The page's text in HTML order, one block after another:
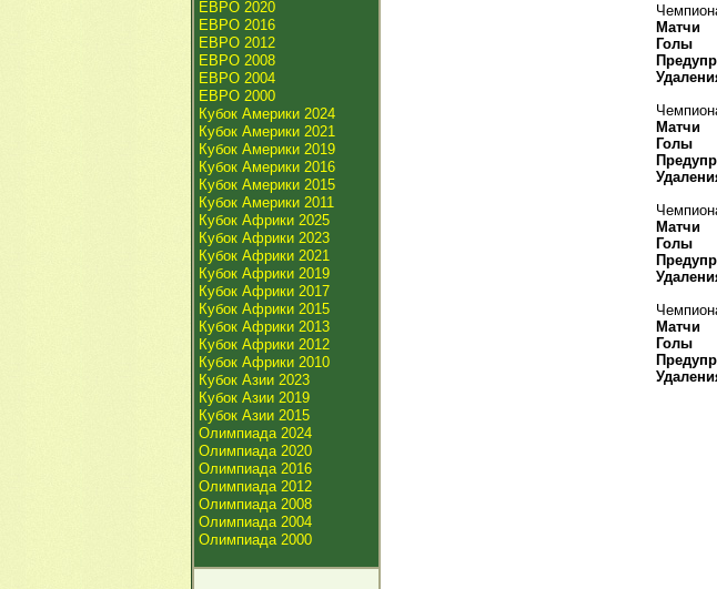
ЕВРО 2020
ЕВРО 2016
ЕВРО 2012
ЕВРО 2008
ЕВРО 2004
ЕВРО 2000
Кубок Америки 2024
Кубок Америки 2021
Кубок Америки 2019
Кубок Америки 2016
Кубок Америки 2015
Кубок Америки 2011
Кубок Африки 2025
Кубок Африки 2023
Кубок Африки 2021
Кубок Африки 2019
Кубок Африки 2017
Кубок Африки 2015
Кубок Африки 2013
Кубок Африки 2012
Кубок Африки 2010
Кубок Азии 2023
Кубок Азии 2019
Кубок Азии 2015
Олимпиада 2024
Олимпиада 2020
Олимпиада 2016
Олимпиада 2012
Олимпиада 2008
Олимпиада 2004
Олимпиада 2000
Матчи
Голы
Матчи
Голы
Матчи
Голы
Матчи
Голы